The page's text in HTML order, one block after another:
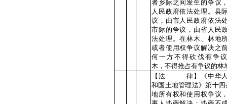
者乡际之间发生的争议
人民政府依法处理。县
议，由市人民政府依法
市际的争议，由省人民
法处理。在林木、林地
或者使用权争议解决之
何一方不得砍伐有争
木，不得抢占有争议的林
【法 律】《中华人
和国土地管理法》第十
地所有权和使用权争议